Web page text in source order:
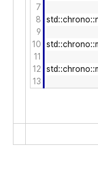
7
8
9
10
11
12
13